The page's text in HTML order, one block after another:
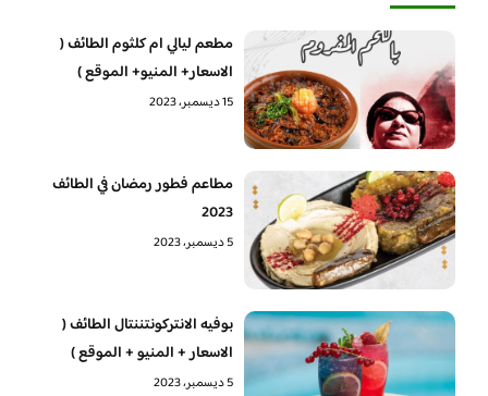
مطعم ليالي ام كلثوم الطائف (
الاسعار+ المنيو+ الموقع )
15 ديسمبر، 2023
مطاعم فطور رمضان في الطائف
2023
5 ديسمبر، 2023
بوفيه الانتركونتننتال الطائف (
الاسعار + المنيو + الموقع )
5 ديسمبر، 2023